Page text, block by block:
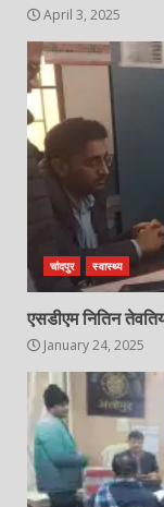
April 3, 2025
चांदपुर स्वास्थ्य
एसडीएम नितिन
January 24, 2025